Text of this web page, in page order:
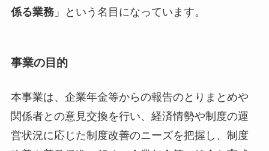
係る業務」という名目になっています。
事業の目的
本事業は、企業年金等からの報告のとりまとめや
関係者との意見交換を行い、経済情勢や制度の運
営状況に応じた制度改善のニーズを把握し、制度